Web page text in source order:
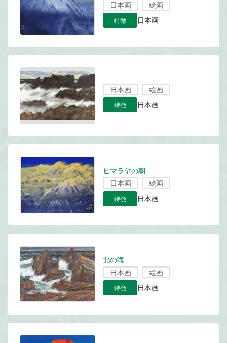
日本画 絵画
特徴 日本画
日本画 絵画
特徴 日本画
ヒマラヤの朝
日本画
絵画
特徴 日本画
北の海
日本画
絵画
特徴 日本画